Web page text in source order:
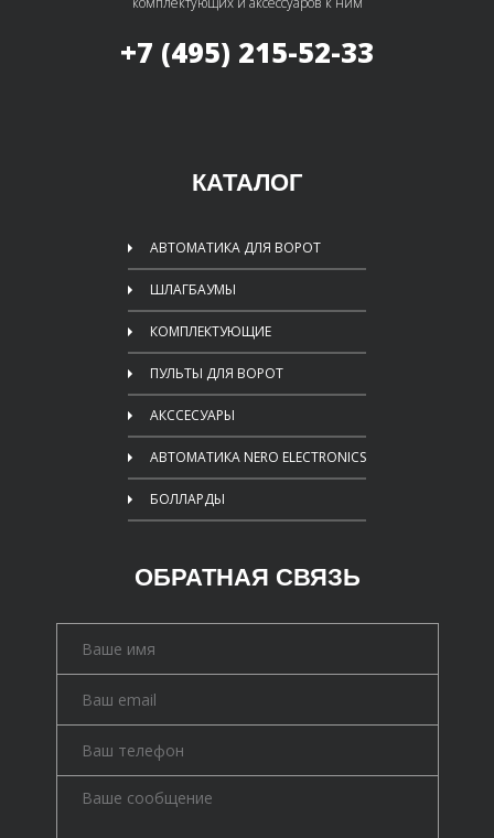
+7 (495) 215-52-33
КАТАЛОГ
АВТОМАТИКА ДЛЯ ВОРОТ
ШЛАГБАУМЫ
КОМПЛЕКТУЮЩИЕ
ПУЛЬТЫ ДЛЯ ВОРОТ
АКССЕСУАРЫ
АВТОМАТИКА NERO ELECTRONICS
БОЛЛАРДЫ
ОБРАТНАЯ СВЯЗЬ